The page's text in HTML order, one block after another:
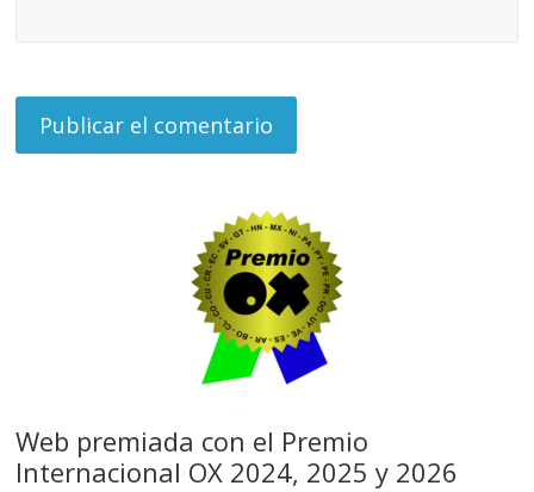
Web premiada con el Premio
Internacional OX 2024, 2025 y 2026